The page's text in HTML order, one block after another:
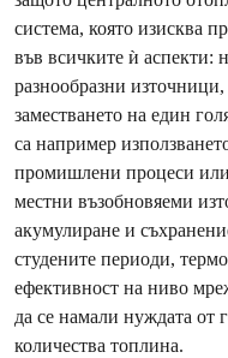
система, която изисква
във всичките ѝ аспекти:
разнообразни
заместването на един
са например
промишлени процеси
местни възобновяеми
акумулиране и
студените периоди,
ефективност на ниво
да се намали нуждата от
количества топлина.